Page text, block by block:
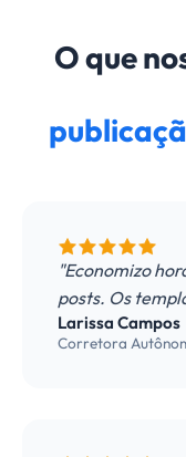
O que
"Economizo
posts. Os
Larissa Campos
Corretora